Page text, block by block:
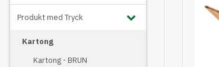
Produkt med Tryck
Kartong
Kartong - BRUN